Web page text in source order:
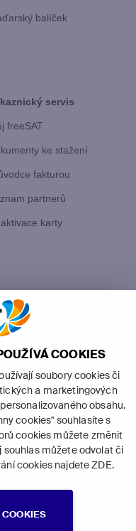
COOKIES
soubory cookies či
a marketingových
obsahu.
cookies" souhlasíte s
cookies můžete změnit
souhlas můžete odvolat či
cookies najdeteZDE.
balíček
servis
freeSAT
ke stažení
fakturou
partnerů
karty
S. à r.l. -
používaná
S. à r.l.